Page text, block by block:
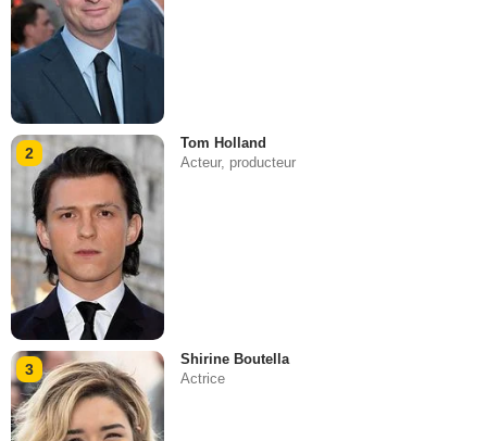
2
Tom Holland
Acteur, producteur
3
Shirine Boutella
Actrice